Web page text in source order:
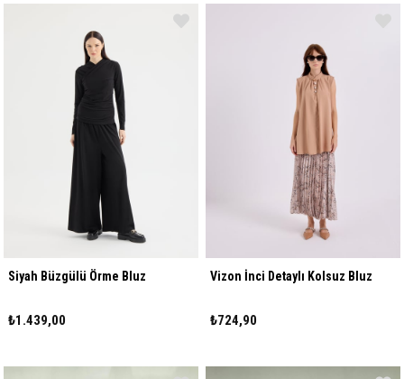
Siyah Büzgülü Örme Bluz
₺1.439,00
Vizon İnci Detaylı Kolsuz Bluz
₺724,90